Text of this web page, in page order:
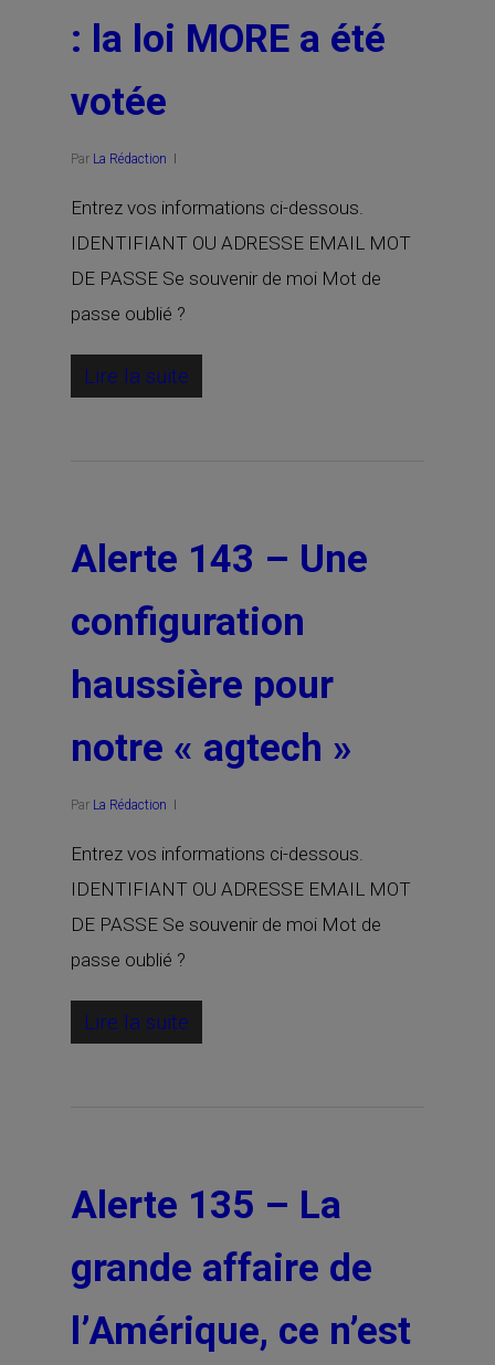
: la loi MORE a été
votée
Par La Rédaction
Entrez vos informations ci-dessous.
IDENTIFIANT OU ADRESSE EMAIL MOT
DE PASSE Se souvenir de moi Mot de
passe oublié ?
Lire la suite
Alerte 143 – Une
configuration
haussière pour
notre « agtech »
Par La Rédaction
Entrez vos informations ci-dessous.
IDENTIFIANT OU ADRESSE EMAIL MOT
DE PASSE Se souvenir de moi Mot de
passe oublié ?
Lire la suite
Alerte 135 – La
grande affaire de
l’Amérique, ce n’est